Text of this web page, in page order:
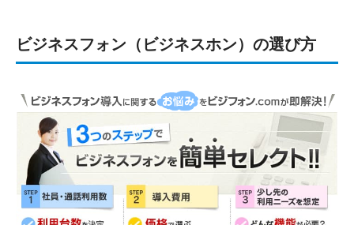
フ
ォ
は
【ビ
ジ
フ
ォ
ン
ド
ビジネスフォン（ビジネスホン）の選び方